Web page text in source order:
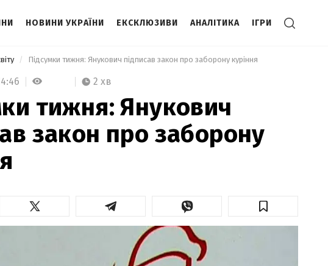
НОВИНИ УКРАЇНИ ЕКСКЛЮЗИВИ АНАЛІТИКА ІГРИ
Підсумки тижня: Янукович підписав закон про заборону куріння
2 хв
тижня: Янукович
закон про заборону